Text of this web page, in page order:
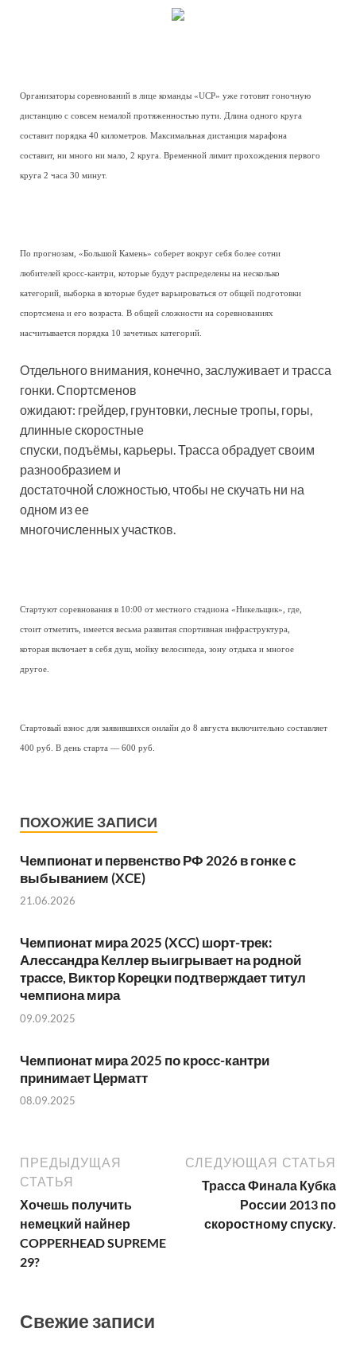
Организаторы соревнований в лице команды «UCP» уже готовят гоночную
дистанцию с совсем немалой протяженностью пути. Длина одного круга
составит порядка 40 километров. Максимальная дистанция марафона
составит, ни много ни мало, 2 круга. Временной лимит прохождения первого
круга 2 часа 30 минут.
По прогнозам, «Большой Камень» соберет вокруг себя более сотни
любителей кросс-кантри, которые будут распределены на несколько
категорий, выборка в которые будет варьироваться от общей подготовки
спортсмена и его возраста. В общей сложности на соревнованиях
насчитывается порядка 10 зачетных категорий.
Отдельного внимания, конечно, заслуживает и трасса
гонки. Спортсменов
ожидают: грейдер, грунтовки, лесные тропы, горы,
длинные скоростные
спуски, подъёмы, карьеры. Трасса обрадует своим
разнообразием и
достаточной сложностью, чтобы не скучать ни на
одном из ее
многочисленных участков.
Стартуют соревнования в 10:00 от местного стадиона «Никельщик», где,
стоит отметить, имеется весьма развитая спортивная инфраструктура,
которая включает в себя душ, мойку велосипеда, зону отдыха и многое
другое.
Стартовый взнос для заявившихся онлайн до 8 августа включительно составляет
400 руб. В день старта — 600 руб.
ПОХОЖИЕ ЗАПИСИ
Чемпионат и первенство РФ 2026 в гонке с
выбыванием (XCE)
21.06.2026
Чемпионат мира 2025 (XCC) шорт-трек:
Алессандра Келлер выигрывает на родной
трассе, Виктор Корецки подтверждает титул
чемпиона мира
09.09.2025
Чемпионат мира 2025 по кросс-кантри
принимает Церматт
08.09.2025
ПРЕДЫДУЩАЯ
СТАТЬЯ
Хочешь получить
немецкий найнер
COPPERHEAD SUPREME
29?
СЛЕДУЮЩАЯ СТАТЬЯ
Трасса Финала Кубка
России 2013 по
скоростному спуску.
Свежие записи